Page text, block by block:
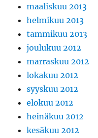
maaliskuu 2013
helmikuu 2013
tammikuu 2013
joulukuu 2012
marraskuu 2012
lokakuu 2012
syyskuu 2012
elokuu 2012
heinäkuu 2012
kesäkuu 2012